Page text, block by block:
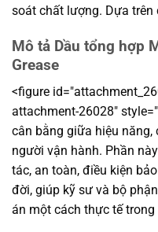
soát chất lượng. Dựa
Mô tả Dầu tổng hợp
Grease
<figure
attachment-26028"
cân bằng giữa hiệu
người vận hành. Phần
tác, an toàn, điều kiện
đời, giúp kỹ sư và bộ
án một cách thực tế